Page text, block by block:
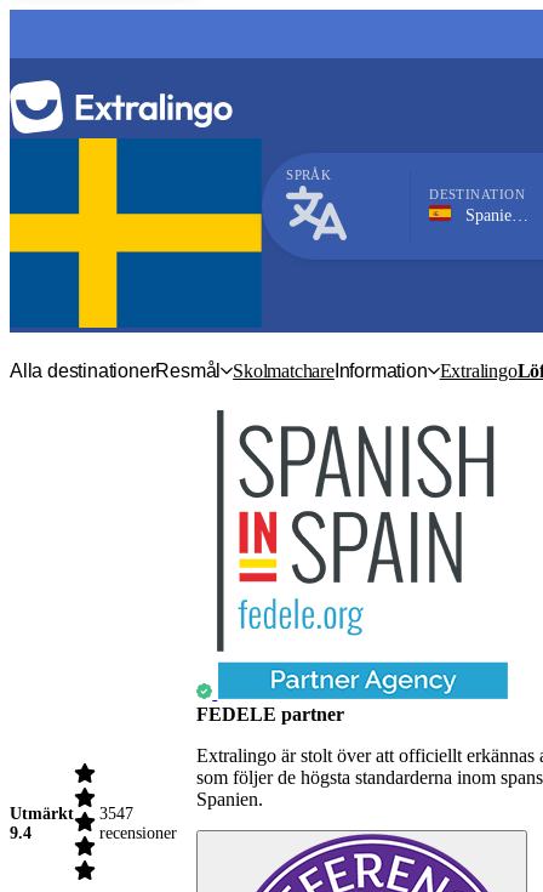
SPRÅK
DESTINATION
Spanien, Nerja
Alla destinationerResmål SkolmatchareInformation Extralingo
Utmärkt
9.4
3547
recensioner
FEDELE partner
Extralingo är stolt över att officiellt erkännas
som följer de högsta standarderna inom
Spanien.